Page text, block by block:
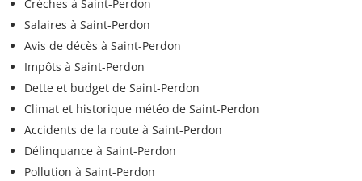
Crèches à Saint-Perdon
Salaires à Saint-Perdon
Avis de décès à Saint-Perdon
Impôts à Saint-Perdon
Dette et budget de Saint-Perdon
Climat et historique météo de Saint-Perdon
Accidents de la route à Saint-Perdon
Délinquance à Saint-Perdon
Pollution à Saint-Perdon